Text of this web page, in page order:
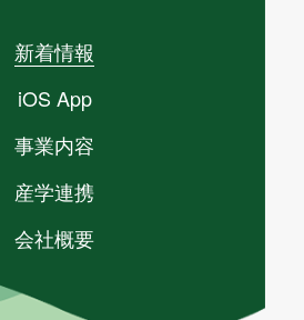
新着情報
iOS App
事業内容
産学連携
会社概要